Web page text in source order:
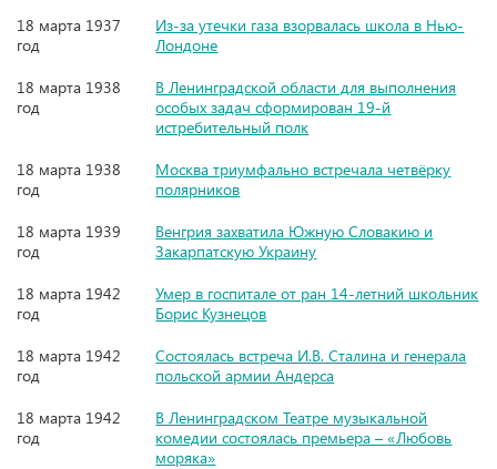
18 марта 1937
год
Из-за утечки газа взорвалась школа в Нью-
Лондоне
18 марта 1938
год
В Ленинградской области для выполнения
особых задач сформирован 19-й
истребительный полк
18 марта 1938
год
Москва триумфально встречала четвёрку
полярников
18 марта 1939
год
Венгрия захватила Южную Словакию и
Закарпатскую Украину
18 марта 1942
год
Умер в госпитале от ран 14-летний школьник
Борис Кузнецов
18 марта 1942
год
Состоялась встреча И.В. Сталина и генерала
польской армии Андерса
18 марта 1942
год
В Ленинградском Театре музыкальной
комедии состоялась премьера – «Любовь
моряка»